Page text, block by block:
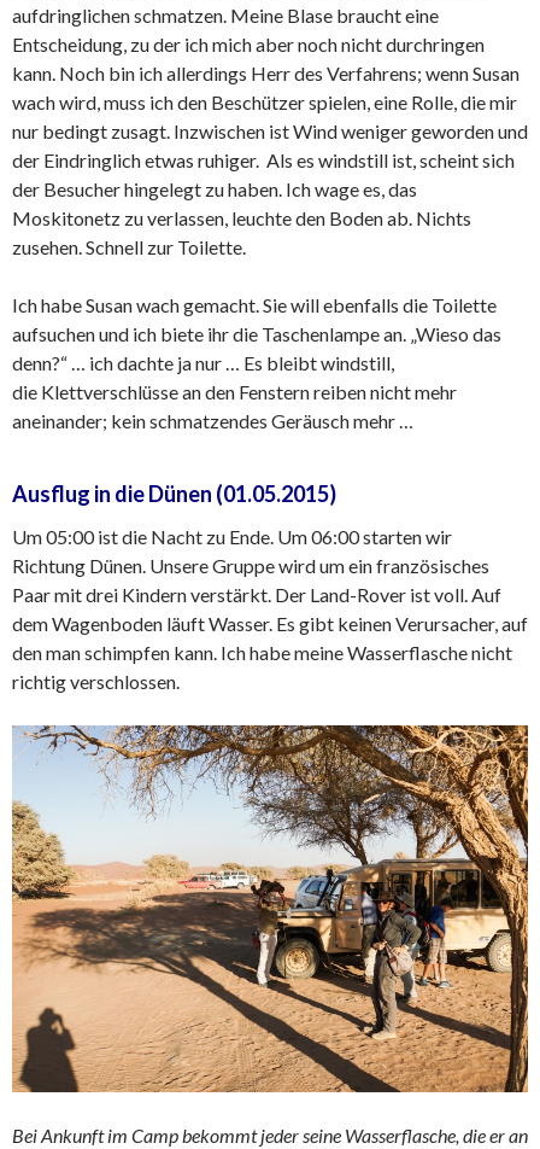
aufdringlichen schmatzen. Meine Blase braucht eine
Entscheidung, zu der ich mich aber noch nicht durchringen
kann. Noch bin ich allerdings Herr des Verfahrens; wenn Susan
wach wird, muss ich den Beschützer spielen, eine Rolle, die mir
nur bedingt zusagt. Inzwischen ist Wind weniger geworden und
der Eindringlich etwas ruhiger. Als es windstill ist, scheint sich
der Besucher hingelegt zu haben. Ich wage es, das
Moskitonetz zu verlassen, leuchte den Boden ab. Nichts
zusehen. Schnell zur Toilette.
Ich habe Susan wach gemacht. Sie will ebenfalls die Toilette
aufsuchen und ich biete ihr die Taschenlampe an. „Wieso das
denn?“ … ich dachte ja nur … Es bleibt windstill,
die Klettverschlüsse an den Fenstern reiben nicht mehr
aneinander; kein schmatzendes Geräusch mehr …
Ausflug in die Dünen (01.05.2015)
Um 05:00 ist die Nacht zu Ende. Um 06:00 starten wir
Richtung Dünen. Unsere Gruppe wird um ein französisches
Paar mit drei Kindern verstärkt. Der Land-Rover ist voll. Auf
dem Wagenboden läuft Wasser. Es gibt keinen Verursacher, auf
den man schimpfen kann. Ich habe meine Wasserflasche nicht
richtig verschlossen.
Bei Ankunft im Camp bekommt jeder seine Wasserflasche, die er an